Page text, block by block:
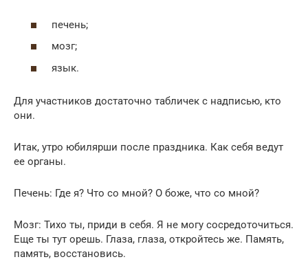
печень;
мозг;
язык.
Для участников достаточно табличек с надписью, кто
они.
Итак, утро юбилярши после праздника. Как себя ведут
ее органы.
Печень: Где я? Что со мной? О боже, что со мной?
Мозг: Тихо ты, приди в себя. Я не могу сосредоточиться.
Еще ты тут орешь. Глаза, глаза, откройтесь же. Память,
память, восстановись.